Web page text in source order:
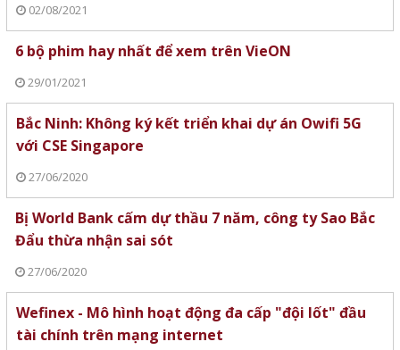
02/08/2021
6 bộ phim hay nhất để xem trên VieON
29/01/2021
Bắc Ninh: Không ký kết triển khai dự án Owifi 5G
với CSE Singapore
27/06/2020
Bị World Bank cấm dự thầu 7 năm, công ty Sao Bắc
Đẩu thừa nhận sai sót
27/06/2020
Wefinex - Mô hình hoạt động đa cấp "đội lốt" đầu
tài chính trên mạng internet